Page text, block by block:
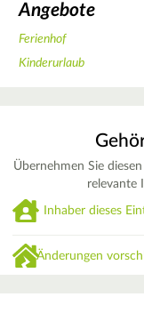
Angebote
Ferienhof
Kinderurlaub
Übernehmen Sie
relevante
Inhaber dieses
Änderungen